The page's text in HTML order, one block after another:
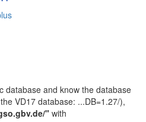
database and know the database
VD17 database: ...DB=1.27/),
" with